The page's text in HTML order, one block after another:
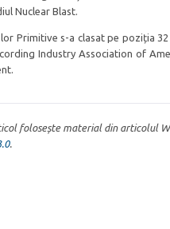
Nuclear Blast.
Primitive s-a clasat pe poziția
Industry Association of
folosește material din articolul
.